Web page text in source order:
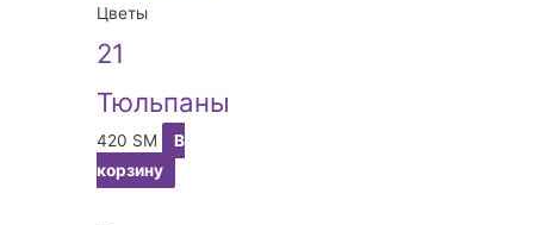
Цветы
21
Тюльпаны
420 ЅМ
В
корзину